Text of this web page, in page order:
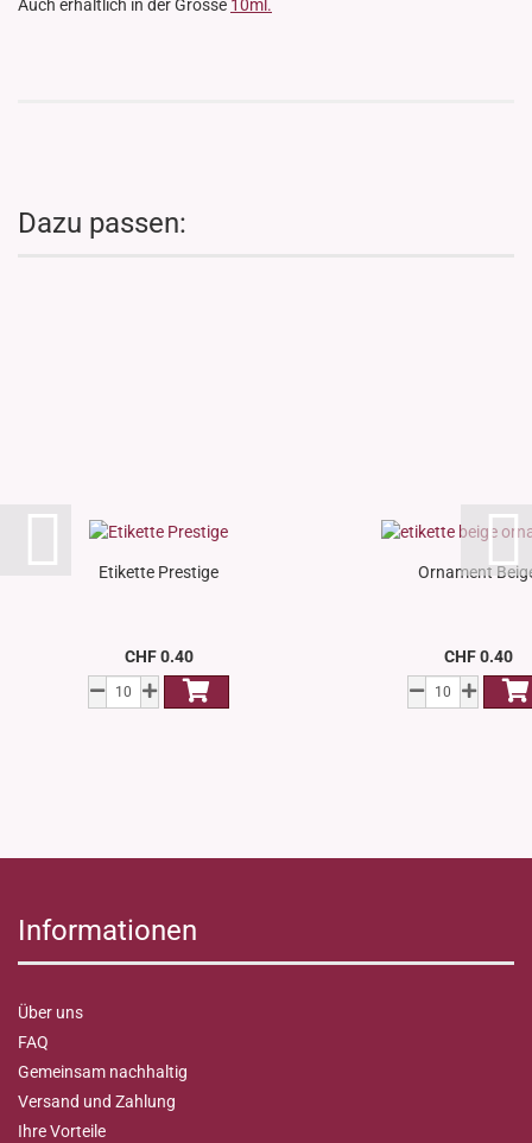
Auch erhältlich in der Grösse 10ml.
Dazu passen:
Etikette Prestige
CHF 0.40
Ornament
CHF 0.40
Informationen
Über uns
FAQ
Gemeinsam nachhaltig
Versand und Zahlung
Ihre Vorteile